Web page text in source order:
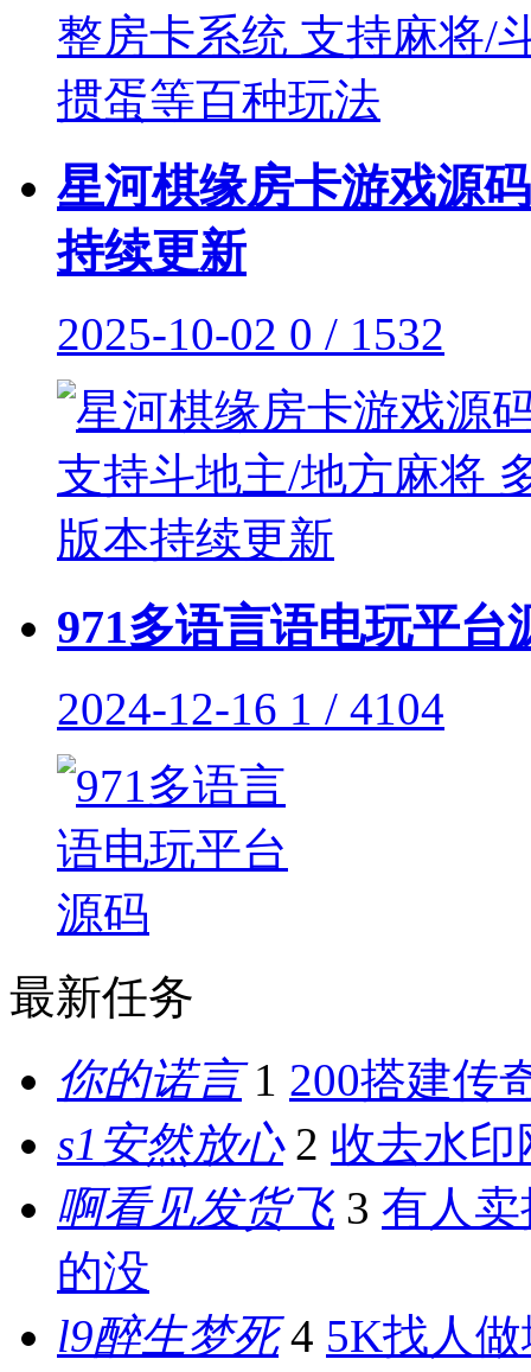
星河棋缘房卡游戏源
持续更新
2025-10-02 0 / 1532
971多语言语电玩平台
2024-12-16 1 / 4104
最新任务
你的诺言 1 200搭建传
s1安然放心 2 收去水印
啊看见发货飞 3 有人
的没
l9醉生梦死 4 5K找人